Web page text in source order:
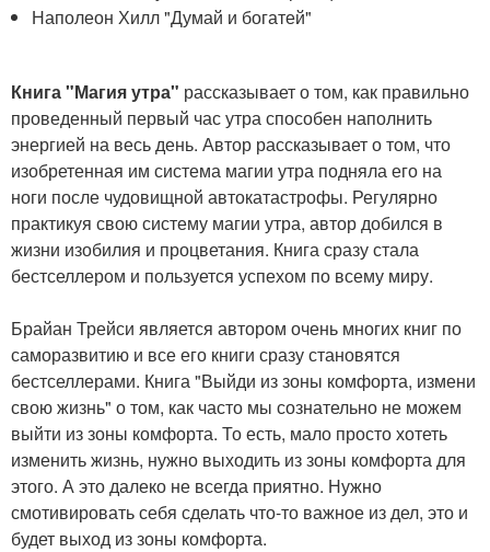
Наполеон Хилл "Думай и богатей"
Книга "Магия утра" рассказывает о том, как правильно
проведенный первый час утра способен наполнить
энергией на весь день. Автор рассказывает о том, что
изобретенная им система магии утра подняла его на
ноги после чудовищной автокатастрофы. Регулярно
практикуя свою систему магии утра, автор добился в
жизни изобилия и процветания. Книга сразу стала
бестселлером и пользуется успехом по всему миру.
Брайан Трейси является автором очень многих книг по
саморазвитию и все его книги сразу становятся
бестселлерами. Книга "Выйди из зоны комфорта, измени
свою жизнь" о том, как часто мы сознательно не можем
выйти из зоны комфорта. То есть, мало просто хотеть
изменить жизнь, нужно выходить из зоны комфорта для
этого. А это далеко не всегда приятно. Нужно
смотивировать себя сделать что-то важное из дел, это и
будет выход из зоны комфорта.